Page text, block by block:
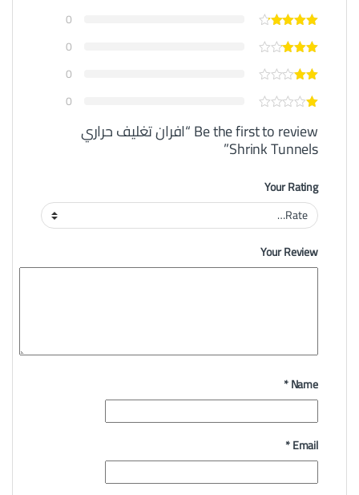
0
0
0
0
Be the first to review “افران تغليف حراري
Shrink Tunnels”
Your Rating
Your Review
Name
*
Email
*